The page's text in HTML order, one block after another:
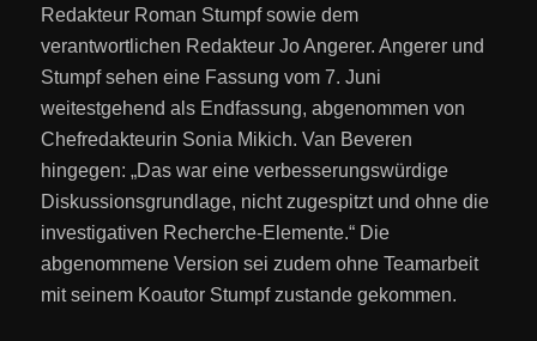
Redakteur Roman Stumpf sowie dem
verantwortlichen Redakteur Jo Angerer. Angerer und
Stumpf sehen eine Fassung vom 7. Juni
weitestgehend als Endfassung, abgenommen von
Chefredakteurin Sonia Mikich. Van Beveren
hingegen: „Das war eine verbesserungswürdige
Diskussionsgrundlage, nicht zugespitzt und ohne die
investigativen Recherche-Elemente.“ Die
abgenommene Version sei zudem ohne Teamarbeit
mit seinem Koautor Stumpf zustande gekommen.